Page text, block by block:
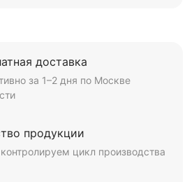
доставка
за 1–2 дня по Москве
продукции
цикл производства